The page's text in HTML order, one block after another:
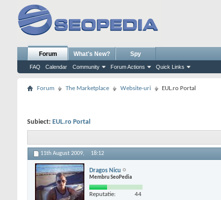
Forum
FAQ Calendar Community Forum Actions Quick Links
What's New? Spy
Forum The Marketplace Website-uri EUL.ro Portal
Subiect: EUL.ro Portal
11th August 2009, 18:12
Dragos Nicu
Membru SeoPedia
Reputatie: 44